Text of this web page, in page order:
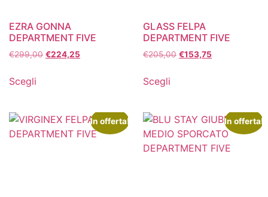
EZRA GONNA
DEPARTMENT FIVE
€299,00 €224,25
Scegli
GLASS FELPA
DEPARTMENT FIVE
€205,00 €153,75
Scegli
In offerta! In offerta!